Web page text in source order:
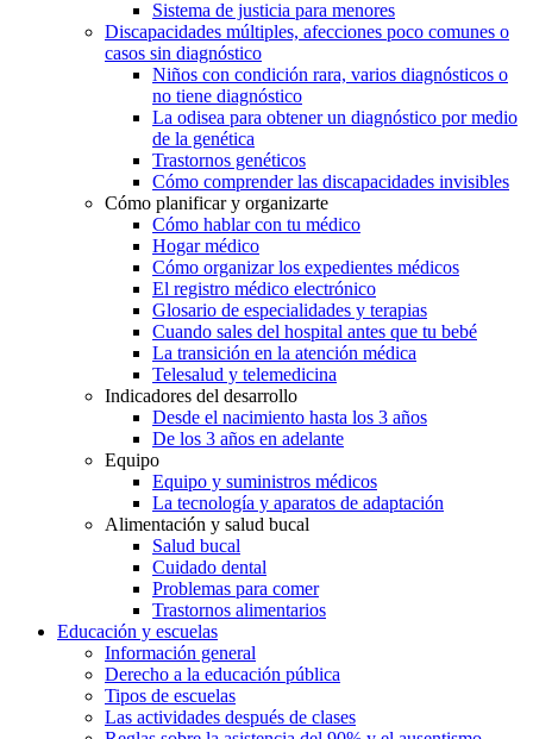
Sistema de justicia para menores
Discapacidades múltiples, afecciones poco comunes o
casos sin diagnóstico
Niños con condición rara, varios diagnósticos o
no tiene diagnóstico
La odisea para obtener un diagnóstico por medio
de la genética
Trastornos genéticos
Cómo comprender las discapacidades invisibles
Cómo planificar y organizarte
Cómo hablar con tu médico
Hogar médico
Cómo organizar los expedientes médicos
El registro médico electrónico
Glosario de especialidades y terapias
Cuando sales del hospital antes que tu bebé
La transición en la atención médica
Telesalud y telemedicina
Indicadores del desarrollo
Desde el nacimiento hasta los 3 años
De los 3 años en adelante
Equipo
Equipo y suministros médicos
La tecnología y aparatos de adaptación
Alimentación y salud bucal
Salud bucal
Cuidado dental
Problemas para comer
Trastornos alimentarios
Educación y escuelas
Información general
Derecho a la educación pública
Tipos de escuelas
Las actividades después de clases